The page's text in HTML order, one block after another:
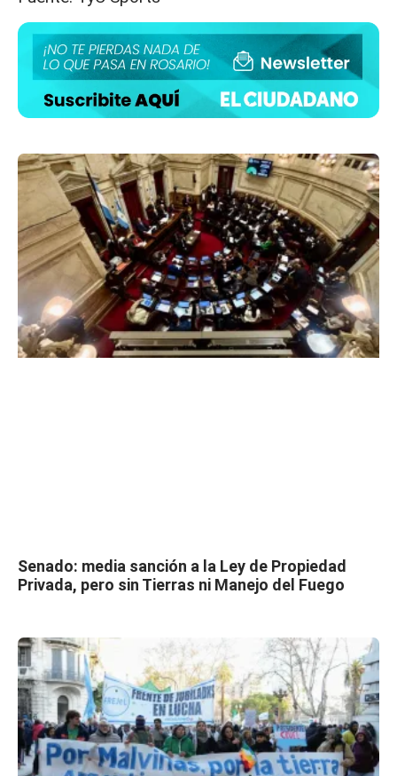
Senado: media sanción a la Ley de Propiedad
Privada, pero sin Tierras ni Manejo del Fuego